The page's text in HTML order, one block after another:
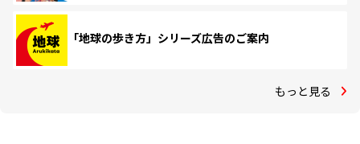
「地球の歩き方」シリーズ広告のご案内
もっと見る